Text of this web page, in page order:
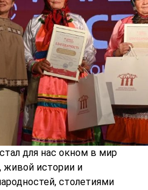
для нас окном в мир
живой истории и
столетиями